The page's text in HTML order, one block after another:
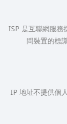
ISP 是互聯網服務
問裝置的標
IP 地址不提供個